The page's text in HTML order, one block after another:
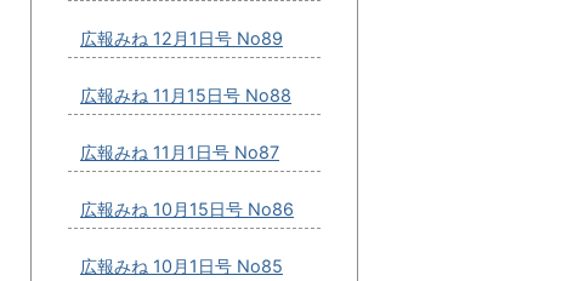
広報みね 12月1日号 No89
広報みね 11月15日号 No88
広報みね 11月1日号 No87
広報みね 10月15日号 No86
広報みね 10月1日号 No85